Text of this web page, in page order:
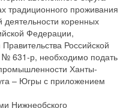
традиционного проживания
деятельности коренных
Федерации,
Российской
631-р, необходимо подать
Ханты-
– Югры с приложением
Нижнеобского